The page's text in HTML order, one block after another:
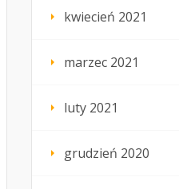
kwiecień 2021
marzec 2021
luty 2021
grudzień 2020